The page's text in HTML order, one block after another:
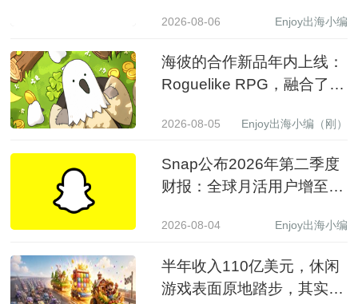
2026-08-06 Enjoy出海小编
海彼的合作新品年内上线：
Roguelike RPG，融合了
2026-08-05 Enjoy出海小编（刚）
Snap公布2026年第二季度
财报：全球月活用户增至
至15.99亿美元
2026-08-04 Enjoy出海小编
半年收入110亿美元，休闲
游戏表面原地踏步，其实已